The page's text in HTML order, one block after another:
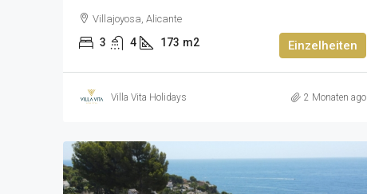
Villajoyosa, Alicante
3 4 173 m2 Einzelheiten
Villa Vita Holidays 2 Monaten ago